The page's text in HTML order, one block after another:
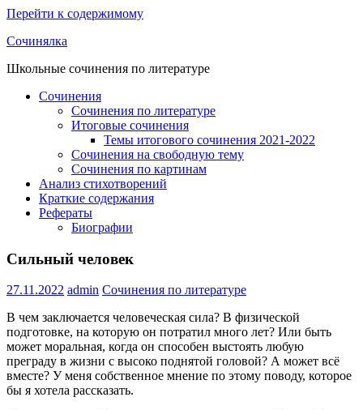
Перейти к содержимому
Сочинялка
Школьные сочинения по литературе
Сочинения
Сочинения по литературе
Итоговые сочинения
Темы итогового сочинения 2021-2022
Сочинения на свободную тему
Сочинения по картинам
Анализ стихотворений
Краткие содержания
Рефераты
Биографии
Сильный человек
27.11.2022 admin Сочинения по литературе
В чем заключается человеческая сила? В физической
подготовке, на которую он потратил много лет? Или быть
может моральная, когда он способен выстоять любую
преграду в жизни с высоко поднятой головой? А может всё
вместе? У меня собственное мнение по этому поводу, которое
бы я хотела рассказать.